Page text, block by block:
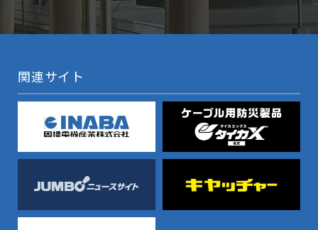
関連サイト